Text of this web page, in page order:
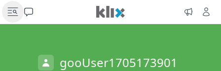
gooUser1705173901